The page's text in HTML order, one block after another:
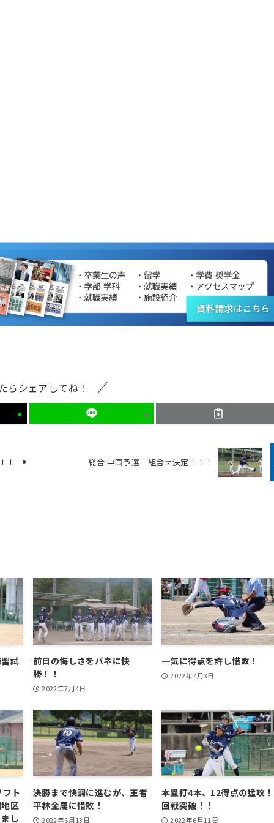
らシェアしてね！
！ 総合 中国予選 組合せ決定！！！
試
前日の悔しさをバネに快
勝！！
2022年7月4日
一気に得点を許し惜敗！
2022年7月3日
ト
区
し
決勝まで快調に進むが、王者
平林金属に惜敗！
2022年6月13日
本塁打4本、12得点の猛攻
回戦突破！！
2022年6月11日